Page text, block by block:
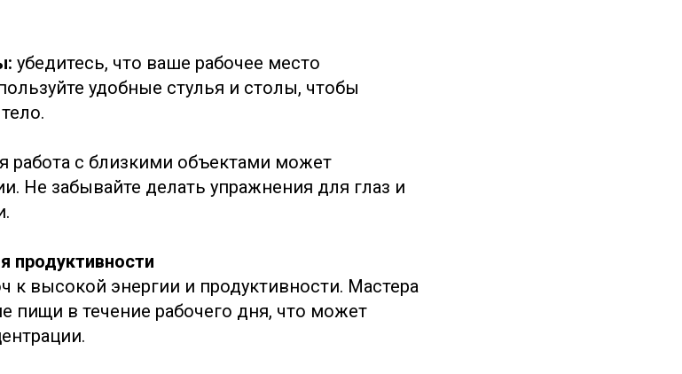
убедитесь, что ваше рабочее место
удобные стулья и столы, чтобы
работа с близкими объектами может
Не забывайте делать упражнения для глаз и
продуктивности
к высокой энергии и продуктивности. Мастера
пищи в течение рабочего дня, что может